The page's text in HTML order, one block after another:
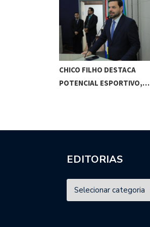
CHICO FILHO DESTACA
POTENCIAL ESPORTIVO,…
EDITORIAS